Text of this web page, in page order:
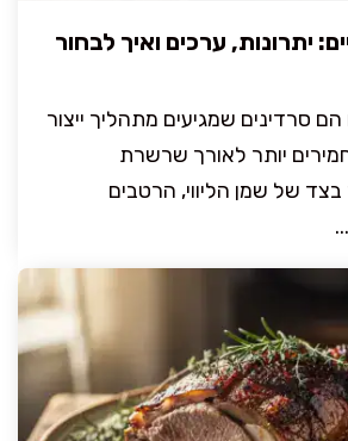
יתרונות, ערכים ואיך לבחור
הם סרדינים שמגיעים מתהליך ייצור
יותר לאורך שרשרת
של שמן הליווי, הרטבים